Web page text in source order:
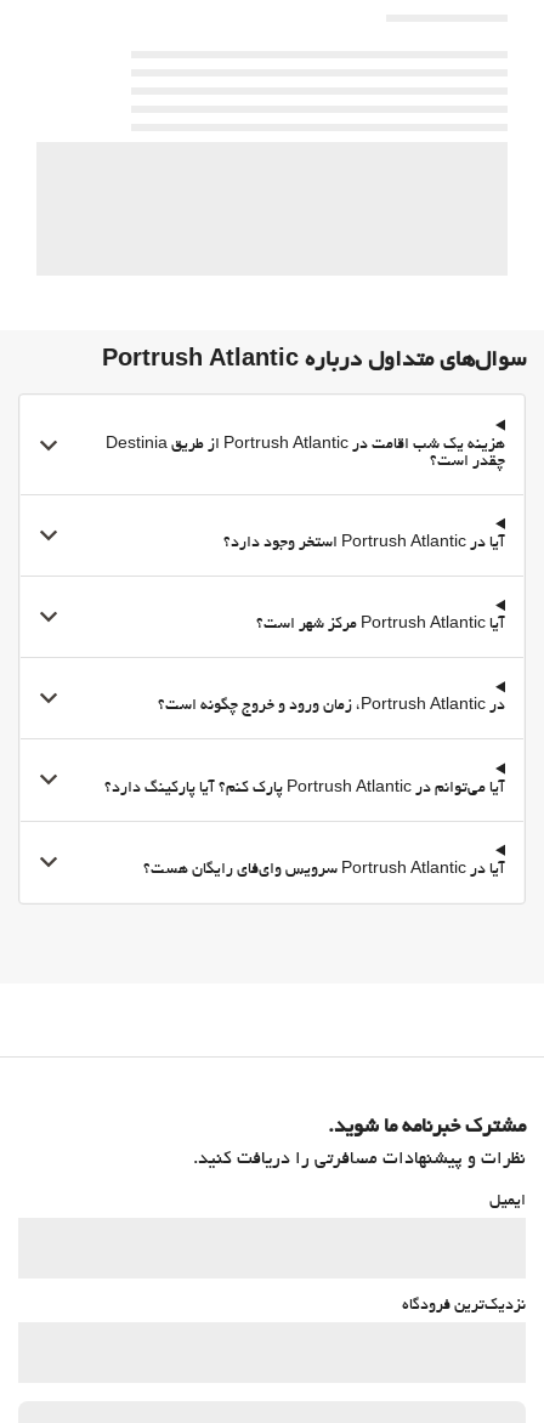
سوال‌های متداول درباره Portrush Atlantic
هزینه یک شب اقامت در Portrush Atlantic از طریق Destinia
چقدر است؟
آیا در Portrush Atlantic استخر وجود دارد؟
آیا Portrush Atlantic مرکز شهر است؟
در Portrush Atlantic، زمان ورود و خروج چگونه است؟
آیا می‌توانم در Portrush Atlantic پارک کنم؟ آیا پارکینگ دارد؟
آیا در Portrush Atlantic سرویس وای‌فای رایگان هست؟
مشترک خبرنامه ما شوید.
نظرات و پیشنهادات مسافرتی را دریافت کنید.
ایمیل
نزدیک‌ترین فرودگاه